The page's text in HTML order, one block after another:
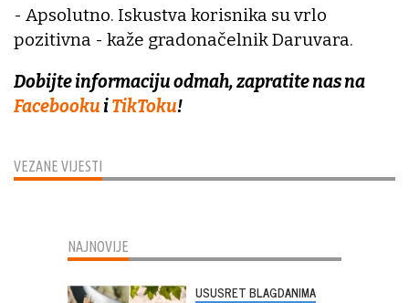
VEZANE VIJESTI
- Apsolutno. Iskustva korisnika su vrlo
pozitivna - kaže gradonačelnik Daruvara.
Dobijte informaciju odmah, zapratite nas na
FacebookuiTikToku!
NAJNOVIJE
USUSRET BLAGDANIMA